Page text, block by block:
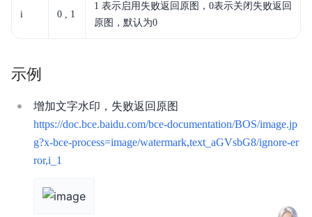
快速入门
控制台操作指南
开发者指南
数据湖存储
数据魔方
i 0 , 1
1 表示启用失败返回原图，0表示关闭失败返回
原图，默认为0
示例
增加文字水印，失败返回原图
https://doc.bce.baidu.com/bce-documentation/BOS/image.jp
g?x-bce-process=image/watermark,text_aGVsbG8/ignore-er
ror,i_1